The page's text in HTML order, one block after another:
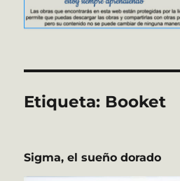
Etiqueta: Booket
Sigma, el sueño dorado